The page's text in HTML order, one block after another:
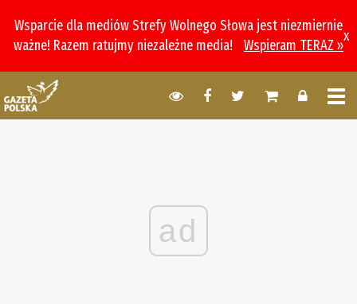
Wsparcie dla mediów Strefy Wolnego Słowa jest niezmiernie
ważne! Razem ratujmy niezależne media!
Wspieram TERAZ »
x
ad